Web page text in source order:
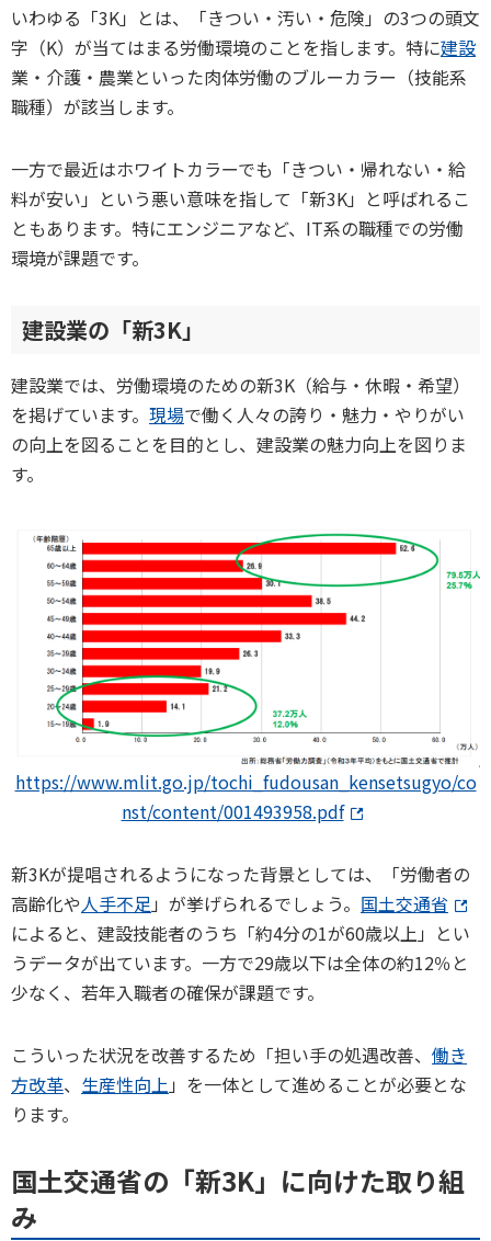
いわゆる「3K」とは、「きつい・汚い・危険」の3つの頭文
字（K）が当てはまる労働環境のことを指します。特に建設
業・介護・農業といった肉体労働のブルーカラー（技能系
職種）が該当します。
一方で最近はホワイトカラーでも「きつい・帰れない・給
料が安い」という悪い意味を指して「新3K」と呼ばれるこ
ともあります。特にエンジニアなど、IT系の職種での労働
環境が課題です。
建設業の「新3K」
建設業では、労働環境のための新3K（給与・休暇・希望）
を掲げています。 現場で働く人々の誇り・魅力・やりがい
の向上を図ることを目的とし、建設業の魅力向上を図りま
す。
https://www.mlit.go.jp/tochi_fudousan_kensetsugyo/co
nst/content/001493958.pdf
新3Kが提唱されるようになった背景としては、「労働者の
高齢化や人手不足 」が挙げられるでしょう。 国土交通省
によると、建設技能者のうち「約4分の1が60歳以上」とい
うデータが出ています。一方で29歳以下は全体の約12％と
少なく、若年入職者の確保が課題です。
こういった状況を改善するため「担い手の処遇改善、 働き
方改革、 生産性向上 」を一体として進めることが必要とな
ります。
国土交通省の「新3K」に向けた取り組
み